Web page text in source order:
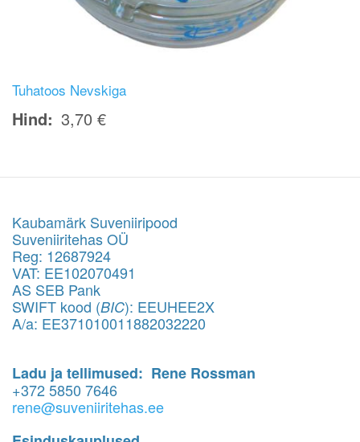
Tuhatoos Nevskiga
Hind 3,70 €
Kaubamärk Suveniiripood
Suveniiritehas OÜ
Reg: 12687924
VAT: EE102070491
AS SEB Pank
SWIFT kood (BIC): EEUHEE2X
A/a: EE371010011882032220
Ladu ja tellimused: Rene Rossman
+372 5850 7646
rene@suveniiritehas.ee